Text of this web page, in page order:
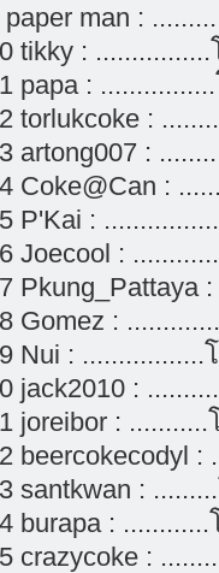
paper man :
tikky :
papa :
torlukcoke :
artong007 :
Coke@Can :
P'Kai :
Joecool :
Pkung_Pattaya
Gomez :
Nui :
jack2010 :
joreibor :
beercokecodyl
santkwan :
burapa :
crazycoke :